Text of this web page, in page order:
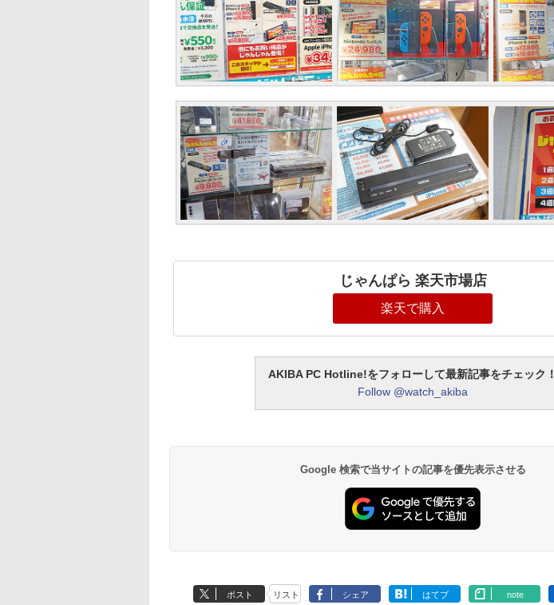
じゃんぱら 楽天市場店
楽天で購入
AKIBA PC Hotline!をフォローして最新記事をチェック！
Follow @watch_akiba
Google 検索で当サイトの記事を優先表示させる
ポスト リスト シェア はてブ note